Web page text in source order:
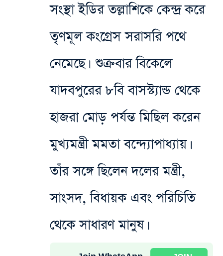
সংস্থা ইডির তল্লাশিকে কেন্দ্র করে
তৃণমূল কংগ্রেস সরাসরি পথে
নেমেছে। শুক্রবার বিকেলে
যাদবপুরের ৮বি বাসস্ট্যান্ড থেকে
হাজরা মোড় পর্যন্ত মিছিল করেন
মুখ্যমন্ত্রী মমতা বন্দ্যোপাধ্যায়।
তাঁর সঙ্গে ছিলেন দলের মন্ত্রী,
সাংসদ, বিধায়ক এবং পরিচিতি
থেকে সাধারণ মানুষ।